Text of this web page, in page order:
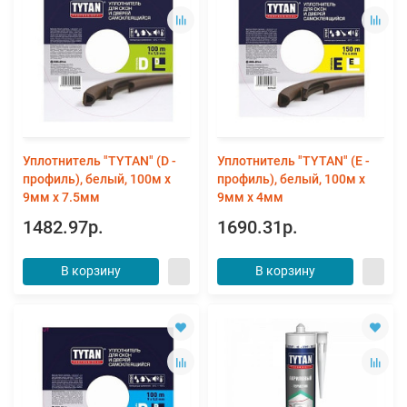
Уплотнитель "TYTAN" (D -
профиль), белый, 100м x
9мм x 7.5мм
1482.97р.
В корзину
Уплотнитель "TYTAN" (Е -
профиль), белый, 100м x
9мм x 4мм
1690.31р.
В корзину